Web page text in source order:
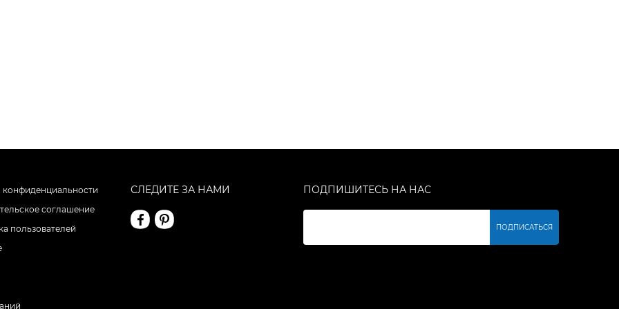
конфиденциальности
соглашение
пользователей
СЛЕДИТЕ ЗА НАМИ ПОДПИШИТЕСЬ НА НАС
ПОДПИСАТЬСЯ